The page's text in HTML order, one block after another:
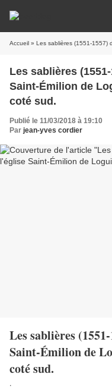
Accueil » Les sablières (1551-1557) de la
Les sablières
Saint-Émilion de
coté sud.
Publié le 11/03/2018 à 19:10
Par jean-yves cordier
Les sablières
Saint-Émilion de
coté sud.
.